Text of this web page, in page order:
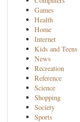
Games
Health
Home
Internet
Kids and Teens
News
Recreation
Reference
Science
Shopping
Society
Sports